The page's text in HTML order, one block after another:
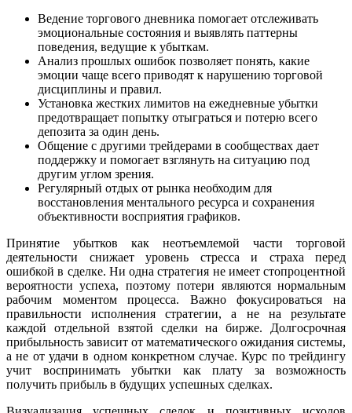
Ведение торгового дневника помогает отслеживать
эмоциональные состояния и выявлять паттерны
поведения, ведущие к убыткам.
Анализ прошлых ошибок позволяет понять, какие
эмоции чаще всего приводят к нарушению торговой
дисциплины и правил.
Установка жестких лимитов на ежедневные убытки
предотвращает попытку отыграться и потерю всего
депозита за один день.
Общение с другими трейдерами в сообществах дает
поддержку и помогает взглянуть на ситуацию под
другим углом зрения.
Регулярный отдых от рынка необходим для
восстановления ментального ресурса и сохранения
объективности восприятия графиков.
Принятие убытков как неотъемлемой части торговой
деятельности снижает уровень стресса и страха перед
ошибкой в сделке. Ни одна стратегия не имеет стопроцентной
вероятности успеха, поэтому потери являются нормальным
рабочим моментом процесса. Важно фокусироваться на
правильности исполнения стратегии, а не на результате
каждой отдельной взятой сделки на бирже. Долгосрочная
прибыльность зависит от математического ожидания системы,
а не от удачи в одном конкретном случае. Курс по трейдингу
учит воспринимать убытки как плату за возможность
получить прибыль в будущих успешных сделках.